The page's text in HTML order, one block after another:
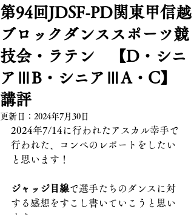
第94回JDSF-PD関東甲信越
ブロックダンススポーツ競
技会・ラテン 【D・シニ
アⅢB・シニアⅢA・C】
講評
更新日： 2024年7月30日
2024年7/14に行われたアスカル幸手で
行われた、コンペのレポートをしたい
と思います！
ジャッジ目線で選手たちのダンスに対
する感想をすこし書いていこうと思い